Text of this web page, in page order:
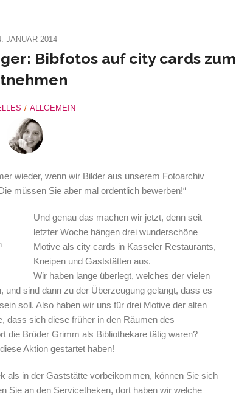
JANUAR 2014
Bibfotos auf city cards zum
ALLGEMEIN
wieder, wenn wir Bilder aus unserem Fotoarchiv
müssen Sie aber mal ordentlich bewerben!“
Und genau das machen wir jetzt, denn seit
letzter Woche hängen drei wunderschöne
Motive als city cards in Kasseler Restaurants,
Kneipen und Gaststätten aus.
Wir haben lange überlegt, welches der vielen
sind dann zu der Überzeugung gelangt, dass es
soll. Also haben wir uns für drei Motive der alten
dass sich diese früher in den Räumen des
die Brüder Grimm als Bibliothekare tätig waren?
Aktion gestartet haben!
als in der Gaststätte vorbeikommen, können Sie sich
Sie an den Servicetheken, dort haben wir welche